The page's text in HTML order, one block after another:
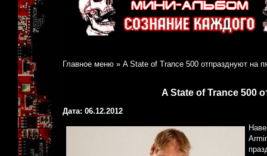
Главное меню » A State of Trance 500 отпразднуют на
A State of Trance 500
Дата: 06.12.2012